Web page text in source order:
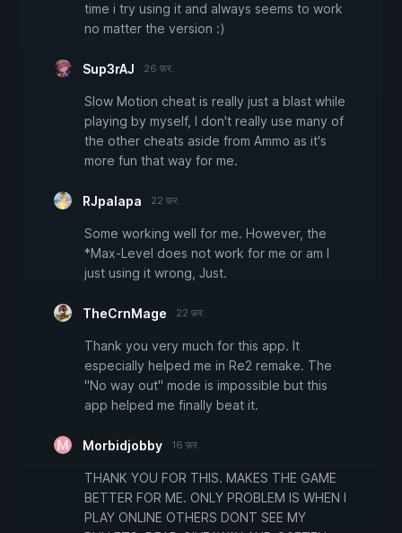
time i try using it and always seems to work
no matter the version :)
Sup3rAJ 26 फ़र.
Slow Motion cheat is really just a blast while
playing by myself, I don't really use many of
the other cheats aside from Ammo as it's
more fun that way for me.
RJpalapa 22 फ़र.
Some working well for me. However, the
*Max-Level does not work for me or am I
just using it wrong, Just.
TheCrnMage 22 फ़र.
Thank you very much for this app. It
especially helped me in Re2 remake. The
"No way out" mode is impossible but this
app helped me finally beat it.
Morbidjobby 16 फ़र.
THANK YOU FOR THIS. MAKES THE GAME
BETTER FOR ME. ONLY PROBLEM IS WHEN I
PLAY ONLINE OTHERS DONT SEE MY